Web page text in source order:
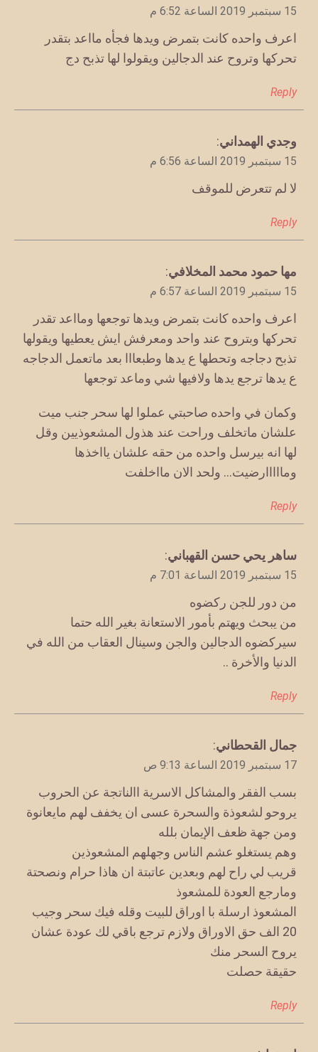
15 سبتمبر 2019 الساعة 6:52 م
اعرف واحده كانت بتمرض ويدها فجأه مااعد بتقدر
تحركها وتروح عند الدجالين ويقولوا لها تذبح دج
Reply
يقول
وجدي الهمداني:
15 سبتمبر 2019 الساعة 6:56 م
لا لم تتعرض للموقف
Reply
يقول
مها حمود محمد المخلافي:
15 سبتمبر 2019 الساعة 6:57 م
اعرف واحده كانت بتمرض ويدها توجعها ومااعد تقدر
تحركها وبتروح عند واحد ومعرفش ايش يعطيها ويقولها
تذبح دجاجه وتحطها ع يدها وطبعااا بعد ماتعمل الدجاجه
ع يدها ترجع يدها ولافيها شي وماعد توجعها
وكمان في واحده صاحبتي عملوا لها سحر جنب ميت
علشان ماتخلف وراحت عند هذول المشعوذيين وقل
لها انه بيرسل واحده من حقه علشان يااخذها
ومااااارضيت… ولحد الان مااخلفت
Reply
يقول
ساهر يحي حسن القهباني:
15 سبتمبر 2019 الساعة 7:01 م
من دور للجن ركضوه
من يبحث ويهتم بأمور الاستعانة بغير الله حتما
سيركضوه الدجالين والجن وسينال العقاب من الله في
الدنيا والأخرة ..
Reply
يقول
جمال القحطاني:
17 سبتمبر 2019 الساعة 9:13 ص
بسب الفقر والمشاكل الاسرية االناتجة عن الحروب
يروحو لشعوذة والسحرة عسى ان يخفف لهم مايعانوة
ومن جهة ظعف الإيمان بلله
وهم يستغلو عشم الناس وجهلهم المشعوذين
قريب لي راح لهم وبعدين عاتبتة ان هاذا حرام ونصحتة
ومارجع العودة للمشعوذ
المشعوذ ارسلة با اوراق للبيت وقله فيك سحر وجيب
20 الف حق الاوراق ولازم ترجع باقي لك عودة عشان
يروح السحر منك
حقيقة حصلت
Reply